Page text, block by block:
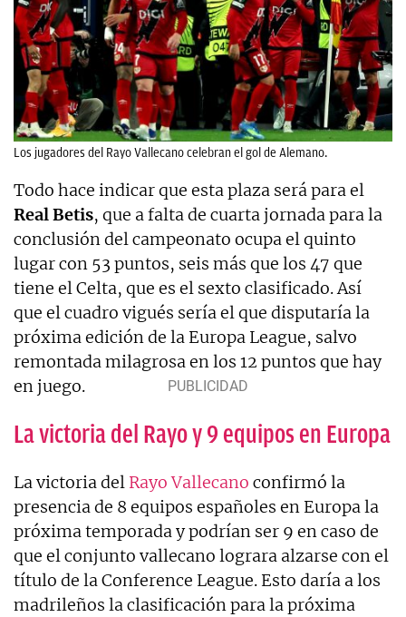
Los jugadores del Rayo Vallecano celebran el gol de Alemano.
Todo hace indicar que esta plaza será para el
Real Betis, que a falta de cuarta jornada para la
conclusión del campeonato ocupa el quinto
lugar con 53 puntos, seis más que los 47 que
tiene el Celta, que es el sexto clasificado. Así
que el cuadro vigués sería el que disputaría la
próxima edición de la Europa League, salvo
remontada milagrosa en los 12 puntos que hay
en juego.
La victoria del Rayo y 9 equipos en Europa
La victoria del Rayo Vallecano confirmó la
presencia de 8 equipos españoles en Europa la
próxima temporada y podrían ser 9 en caso de
que el conjunto vallecano lograra alzarse con el
título de la Conference League. Esto daría a los
madrileños la clasificación para la próxima